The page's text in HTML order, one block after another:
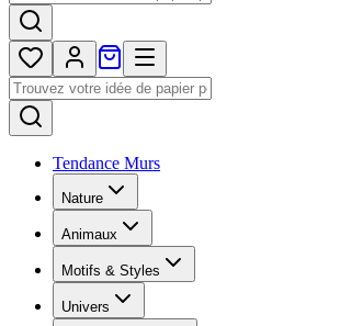
Tendance Murs
Nature
Animaux
Motifs & Styles
Univers